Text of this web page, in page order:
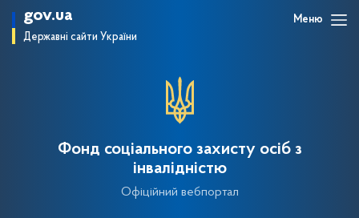
gov.ua
Державні сайти України
Меню
Фонд соціального захисту осіб з
інвалідністю
Офіційний вебпортал